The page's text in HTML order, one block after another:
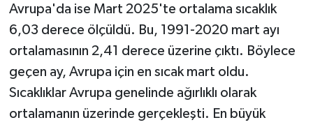
Avrupa'da ise Mart 2025'te ortalama sıcaklık
6,03 derece ölçüldü. Bu, 1991-2020 mart ayı
ortalamasının 2,41 derece üzerine çıktı. Böylece
geçen ay, Avrupa için en sıcak mart oldu.
Sıcaklıklar Avrupa genelinde ağırlıklı olarak
ortalamanın üzerinde gerçekleşti. En büyük